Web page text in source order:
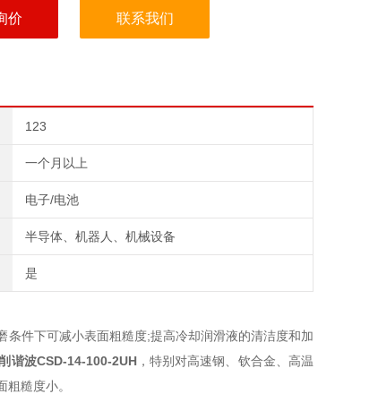
价 联系我们
123
一个月以上
电子/电池
半导体、机器人、机械设备
是
件下可减小表面粗糙度;提高冷却润滑液的清洁度和加
谐波CSD-14-100-2UH，特别对高速钢、钦合金、高温
糙度小。